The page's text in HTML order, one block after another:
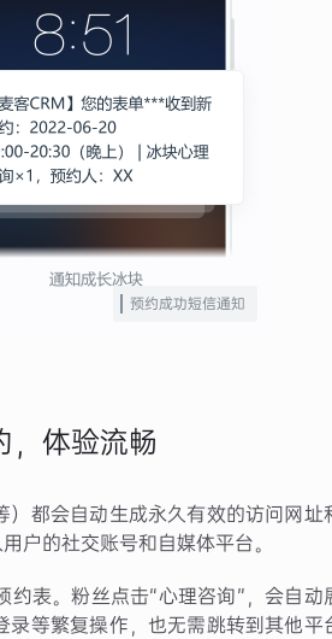
预约成功短信通知
，体验流畅
都会自动生成永久有效的访问网址
户的社交账号和自媒体平台。
约表。粉丝点击“心理咨询”，会自动
等繁复操作，也无需跳转到其他平